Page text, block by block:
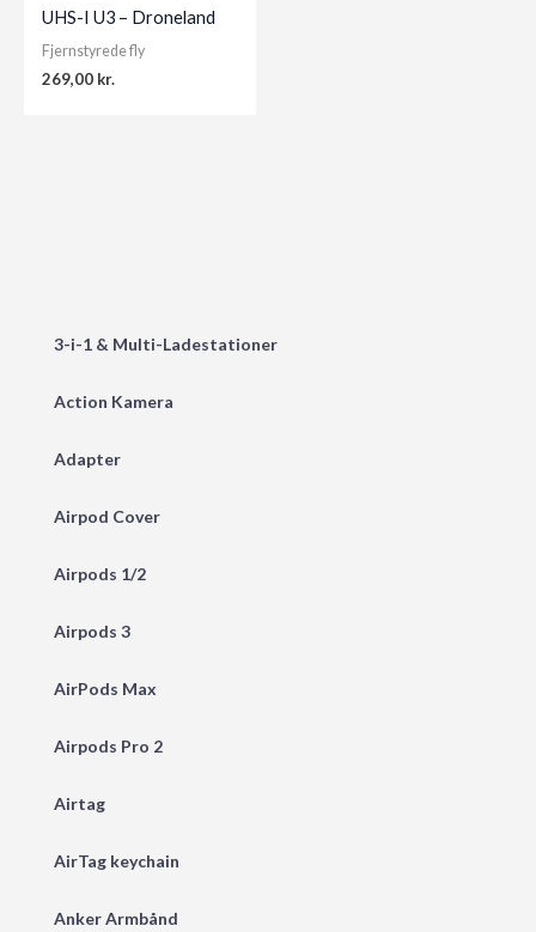
3-i-1 & Multi-Ladestationer
Action Kamera
Adapter
Airpod Cover
Airpods 1/2
Airpods 3
AirPods Max
Airpods Pro 2
Airtag
AirTag keychain
Anker Armbånd
UHS-I U3 – Droneland
Fjernstyrede fly
269,00 kr.